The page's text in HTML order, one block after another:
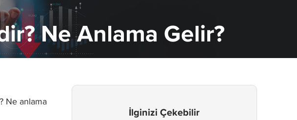
Ne Anlama Gelir?
Ne anlama
İlginizi Çekebilir